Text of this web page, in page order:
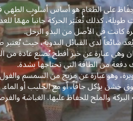
على الطعام هو أساس أسلوب
كذلك تُعتَبَر الحركة جانباً مهمّاً
كانت في الأصل من البدو الرحل.
لدى القبائل البدوية، حيث
وهي عبارة عن خبز أفطح يُصنع عادة من
من الطاقة التي تحتاجها بشدة.
وهو عبارة عن مزيج من السمسم
خشن يؤكل جافّاً، أو مع الحليب أو
والملح للحفاظ عليها. الغباشة